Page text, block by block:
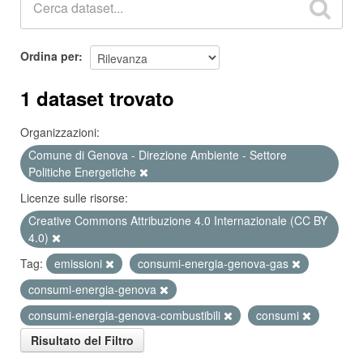
Ordina per
1 dataset trovato
Organizzazioni:
Comune di Genova - Direzione Ambiente - Settore
Politiche Energetiche
Licenze sulle risorse:
Creative Commons Attribuzione 4.0 Internazionale (CC BY
4.0)
Tag:
emissioni
consumi-energia-genova-gas
consumi-energia-genova
consumi-energia-genova-combustibili
consumi
Risultato del Filtro